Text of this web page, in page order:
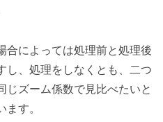
合によっては処理前と処理後
し、処理をしなくとも、二つ
じズーム係数で見比べたいと
す。